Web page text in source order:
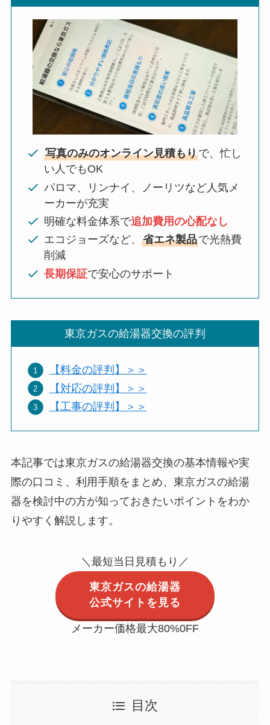
写真のみのオンライン見積もりで、忙し
い人でもOK
パロマ、リンナイ、ノーリツなど人気メ
ーカーが充実
明確な料金体系で追加費用の心配なし
エコジョーズなど、 省エネ製品で光熱費
削減
長期保証で安心のサポート
東京ガスの給湯器交換の評判
【料金の評判】＞＞
【対応の評判】＞＞
【工事の評判】＞＞
本記事では東京ガスの給湯器交換の基本情報や実
際の口コミ、利用手順をまとめ、東京ガスの給湯
器を検討中の方が知っておきたいポイントをわか
りやすく解説します。
＼最短当日見積もり／
東京ガスの給湯器
公式サイトを見る
メーカー価格最大80%0FF
目次